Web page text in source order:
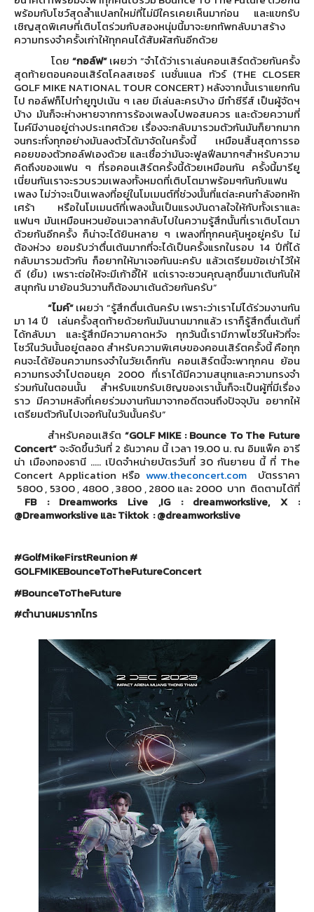
พร้อมกับโชว์สุดล้ำแปลกใหม่ที่ไม่มีใครเคยเห็นมาก่อน และแขกรับ
เชิญสุดพิเศษที่เติบโตร่วมกับสองหนุ่มนี้มาจะยกทัพกลับมาสร้าง
ความทรงจำครั้งเก่าให้ทุกคนได้สัมผัสกันอีกด้วย
โดย “กอล์ฟ”เผยว่า “จำได้ว่าเราเล่นคอนเสิร์ตด้วยกันครั้ง
สุดท้ายตอนคอนเสิร์ตโคลสเซอร์ เนชั่นแนล ทัวร์ (THE CLOSER
GOLF MIKE NATIONAL TOUR CONCERT) หลังจากนั้นเราแยกกัน
ไป กอล์ฟก็ไปทำยูทูปเน้น ๆ เลย มีเล่นละครบ้าง มีทำซีรีส์ เป็นผู้จัดฯ
บ้าง มันก็จะห่างหายจากการร้องเพลงไปพอสมควร และด้วยความที่
ไมค์มีงานอยู่ต่างประเทศด้วย เรื่องจะกลับมารวมตัวกันมันก็ยากมาก
จนกระทั่งทุกอย่างมันลงตัวได้มาจัดในครั้งนี้ เหมือนสิ้นสุดการรอ
คอยของตัวกอล์ฟเองด้วย และเชื่อว่ามันจะฟูลฟีลมากๆสำหรับความ
คิดถึงของแฟน ๆ ที่รอคอนเสิร์ตครั้งนี้ด้วยเหมือนกัน ครั้งนี้มารียู
เนี่ยนกันเราจะรวบรวมเพลงทั้งหมดที่เติบโตมาพร้อมๆกันกับแฟน
เพลง ไม่ว่าจะเป็นเพลงที่อยู่ในโมเมนต์ที่ช่วงนั้นที่แต่ละคนกำลังอกหัก
เศร้า หรือในโมเมนต์ที่เพลงนั้นเป็นแรงบันดาลใจให้กับทั้งเราและ
แฟนๆ มันเหมือนหวนย้อนเวลากลับไปในความรู้สึกนั้นที่เราเติบโตมา
ด้วยกันอีกครั้ง ก็น่าจะได้ยินหลาย ๆ เพลงที่ทุกคนคุ้นหูอยู่ครับ ไม่
ต้องห่วง ยอมรับว่าตื่นเต้นมากที่จะได้เป็นครั้งแรกในรอบ 14 ปีที่ได้
กลับมารวมตัวกัน ก็อยากให้มาเจอกันนะครับ แล้วเตรียมข้อเข่าไว้ให้
ดี (ยิ้ม) เพราะต่อให้จะมีเก้าอี้ให้ แต่เราจะชวนคุณลุกขึ้นมาเต้นกันให้
สนุกกัน มาย้อนวันวานก็ต้องมาเต้นด้วยกันครับ”
“ไมค์”เผยว่า “รู้สึกตื่นเต้นครับ เพราะว่าเราไม่ได้ร่วมงานกัน
มา 14 ปี เล่นครั้งสุดท้ายด้วยกันมันนานมากแล้ว เราก็รู้สึกตื่นเต้นที่
ได้กลับมา และรู้สึกมีความคาดหวัง ทุกวันนี้เรามีภาพโชว์ในหัวที่จะ
โชว์ในวันนั้นอยู่ตลอด สำหรับความพิเศษของคอนเสิร์ตครั้งนี้ คือทุก
คนจะได้ย้อนความทรงจำในวัยเด็กกัน คอนเสิร์ตนี้จะพาทุกคน ย้อน
ความทรงจำไปตอนยุค 2000 ที่เราได้มีความสนุกและความทรงจำ
ร่วมกันในตอนนั้น สำหรับแขกรับเชิญของเรานั้นก็จะเป็นผู้ที่มีเรื่อง
ราว มีความหลังที่เคยร่วมงานกันมาจากอดีตจนถึงปัจจุบัน อยากให้
เตรียมตัวกันไปเจอกันในวันนั้นครับ”
สำหรับคอนเสิร์ต “GOLF MIKE : Bounce To The Future
Concert”จะจัดขึ้นวันที่ 2 ธันวาคม นี้ เวลา 19.00 น. ณ อิมแพ็ค อารี
น่า เมืองทองธานี ..... เปิดจำหน่ายบัตรวันที่ 30 กันยายน นี้ ที่ The
Concert Application หรือ www.theconcert.com
บัตรราคา
5800, 5300, 4800,3800,2800 และ 2000 บาท ติดตามได้ที่
FB : Dreamworks Live ,IG : dreamworkslive, X :
@DreamworksliveและTiktok : @dreamworkslive
#GolfMikeFirstReunion #
GOLFMIKEBounceToTheFutureConcert
#BounceToTheFuture
#ตำนานผมรากไทร